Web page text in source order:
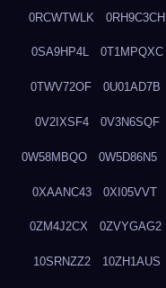
0RCWTWLK 0RH9C3CH
0SA9HP4L 0T1MPQXC
0TWV72OF 0U01AD7B
0V2IXSF4 0V3N6SQF
0W58MBQO 0W5D86N5
0XAANC43 0XI05VVT
0ZM4J2CX 0ZVYGAG2
10SRNZZ2 10ZH1AUS